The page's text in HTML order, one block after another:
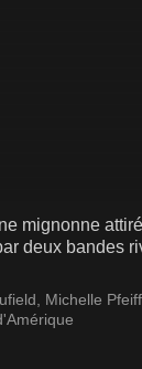
mignonne
deux bandes
Michelle